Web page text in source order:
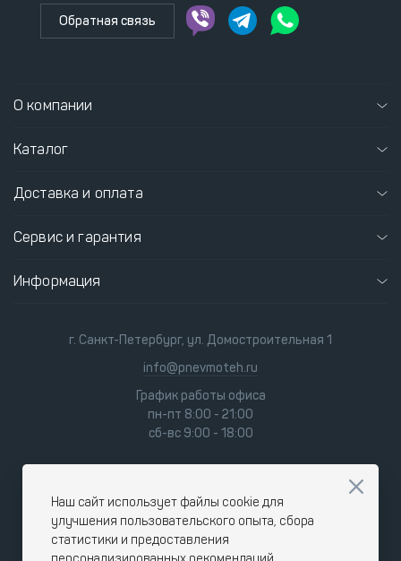
Обратная связь
О компании
Каталог
Доставка и оплата
Сервис и гарантия
Информация
г. Санкт-Петербург, ул. Домостроительная 1
info@pnevmoteh.ru
График работы офиса
пн-пт 8:00 - 21:00
сб-вс 9:00 - 18:00
Наш сайт использует файлы cookie для
улучшения пользовательского опыта, сбора
статистики и предоставления